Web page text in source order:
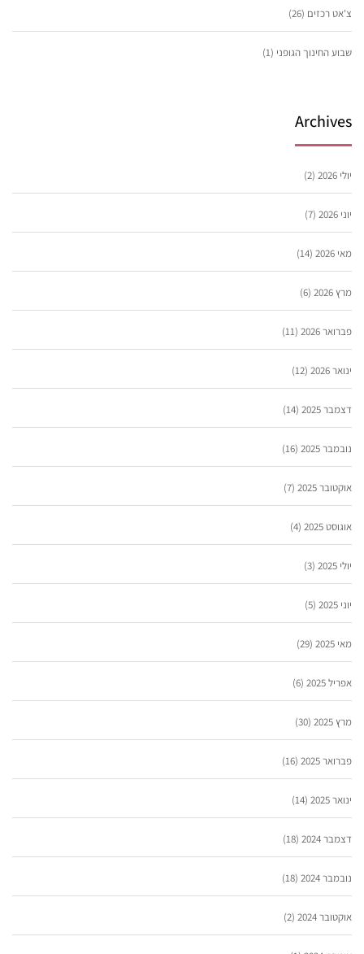
צ'אט רכזים (26)
שבוע החינוך הגופני (1)
Archives
יולי 2026 (2)
יוני 2026 (7)
מאי 2026 (14)
מרץ 2026 (6)
פברואר 2026 (11)
ינואר 2026 (12)
דצמבר 2025 (14)
נובמבר 2025 (16)
אוקטובר 2025 (7)
אוגוסט 2025 (4)
יולי 2025 (3)
יוני 2025 (5)
מאי 2025 (29)
אפריל 2025 (6)
מרץ 2025 (30)
פברואר 2025 (16)
ינואר 2025 (14)
דצמבר 2024 (18)
נובמבר 2024 (18)
אוקטובר 2024 (2)